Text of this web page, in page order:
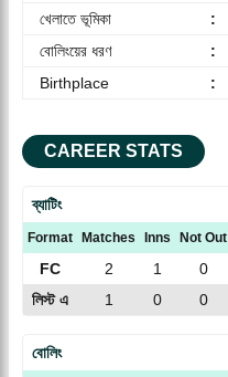
খেলাতে ভূমিকা
:
বোলিংয়ের ধরণ
:
Birthplace
:
CAREER STATS
ব্যাটিং
Format Matches Inns Not Out
FC 2 1 0
লিস্ট এ
1 0 0
বোলিং